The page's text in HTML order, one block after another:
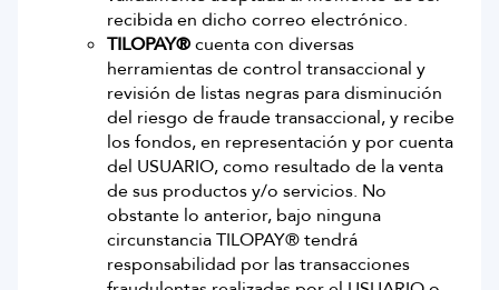
recibida en dicho correo electrónico.
TILOPAY®cuenta con diversas
herramientas de control transaccional y
revisión de listas negras para disminución
del riesgo de fraude transaccional, y recibe
los fondos, en representación y por cuenta
del USUARIO, como resultado de la venta
de sus productos y/o servicios. No
obstante lo anterior, bajo ninguna
circunstancia TILOPAY® tendrá
responsabilidad por las transacciones